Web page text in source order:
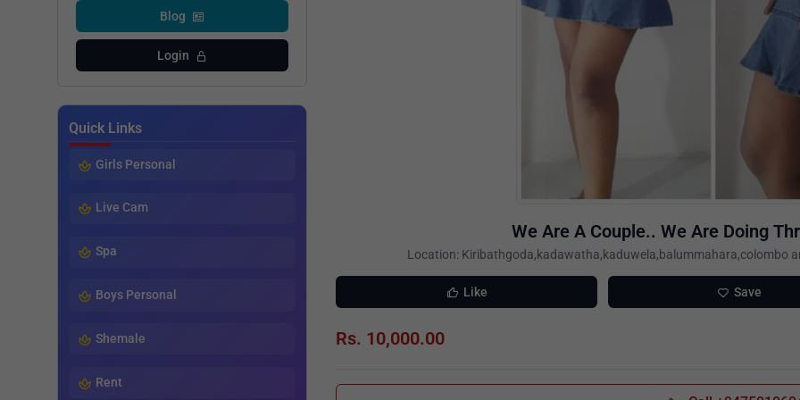
Blog
Login
Quick Links
Girls Personal
Live Cam
Spa
Boys Personal
Shemale
Rent
We Are A Couple.. We Are Doing
Location: Kiribathgoda,kadawatha,kaduwela,balummahara,colombo
Like Save
Rs. 10,000.00